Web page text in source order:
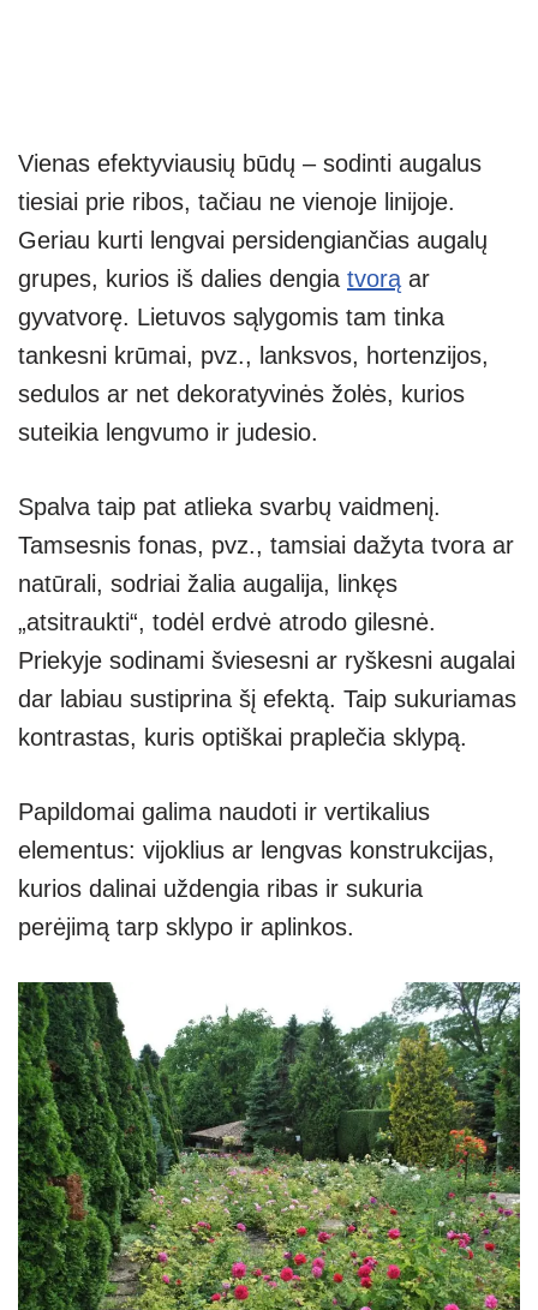
Vienas efektyviausių būdų – sodinti augalus
tiesiai prie ribos, tačiau ne vienoje linijoje.
Geriau kurti lengvai persidengiančias augalų
grupes, kurios iš dalies dengia tvorą ar
gyvatvorę. Lietuvos sąlygomis tam tinka
tankesni krūmai, pvz., lanksvos, hortenzijos,
sedulos ar net dekoratyvinės žolės, kurios
suteikia lengvumo ir judesio.
Spalva taip pat atlieka svarbų vaidmenį.
Tamsesnis fonas, pvz., tamsiai dažyta tvora ar
natūrali, sodriai žalia augalija, linkęs
„atsitraukti“, todėl erdvė atrodo gilesnė.
Priekyje sodinami šviesesni ar ryškesni augalai
dar labiau sustiprina šį efektą. Taip sukuriamas
kontrastas, kuris optiškai praplečia sklypą.
Papildomai galima naudoti ir vertikalius
elementus: vijoklius ar lengvas konstrukcijas,
kurios dalinai uždengia ribas ir sukuria
perėjimą tarp sklypo ir aplinkos.